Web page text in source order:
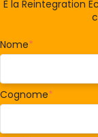
È la Reintegration
Nome*
Cognome*